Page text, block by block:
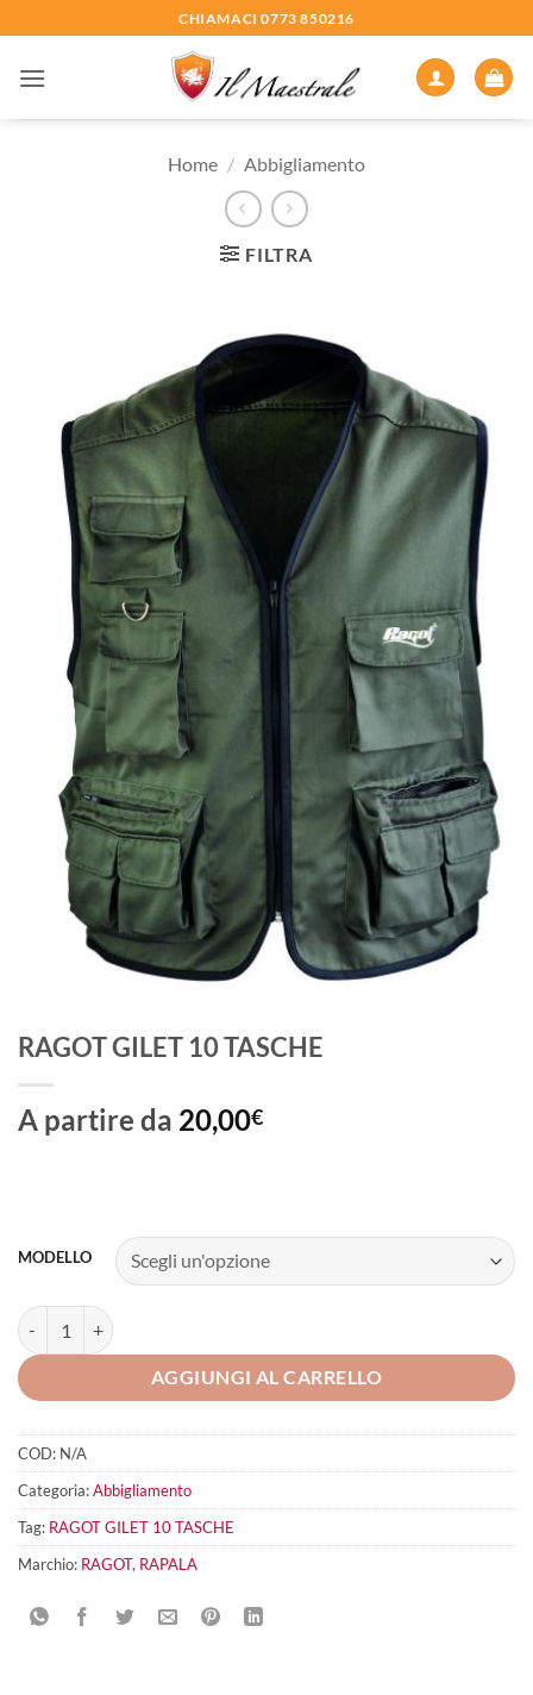
ai
contenuti
CHIAMACI 0773 850216
Home / Abbigliamento
FILTRA
RAGOT GILET 10 TASCHE
A partire da 20,00€
MODELLO
RAGOT GILET 10 TASCHE quantità
AGGIUNGI AL CARRELLO
COD: N/A
Categoria:Abbigliamento
Tag: RAGOT GILET 10 TASCHE
Marchio: RAGOT, RAPALA